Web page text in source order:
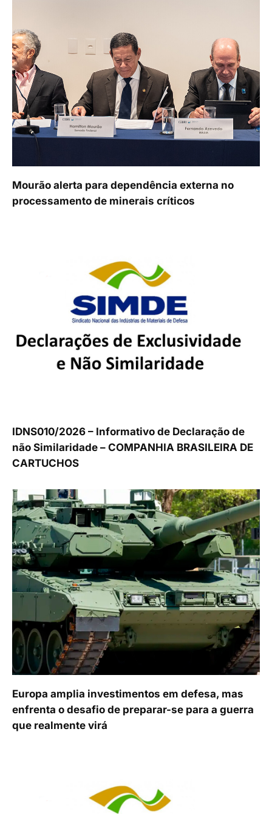
Mourão alerta para dependência externa no
processamento de minerais críticos
IDNS010/2026 – Informativo de Declaração de
não Similaridade – COMPANHIA BRASILEIRA DE
CARTUCHOS
Europa amplia investimentos em defesa, mas
enfrenta o desafio de preparar-se para a guerra
que realmente virá